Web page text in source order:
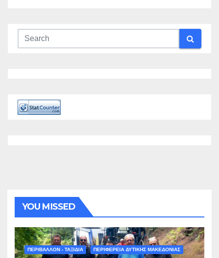
YOU MISSED
ΠΕΡΙΒΑΛΛΟΝ - ΤΑΞΙΔΙΑ ΠΕΡΙΦΕΡΕΙΑ ΔΥΤΙΚΗΣ ΜΑΚΕΔΟΝΙΑΣ